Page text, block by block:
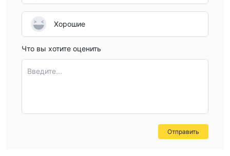
Хорошие
Что вы хотите оценить
Введите...
Отправить